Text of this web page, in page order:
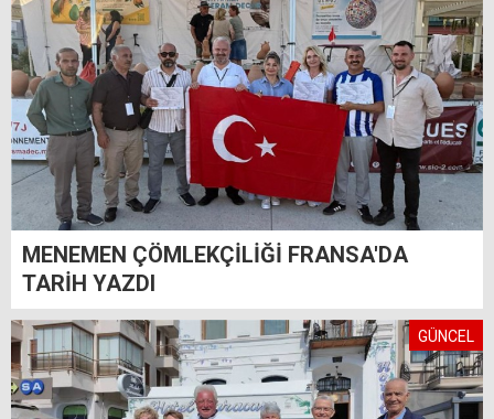
MENEMEN ÇÖMLEKÇİLİĞİ FRANSA'DA
TARİH YAZDI
GÜNCEL